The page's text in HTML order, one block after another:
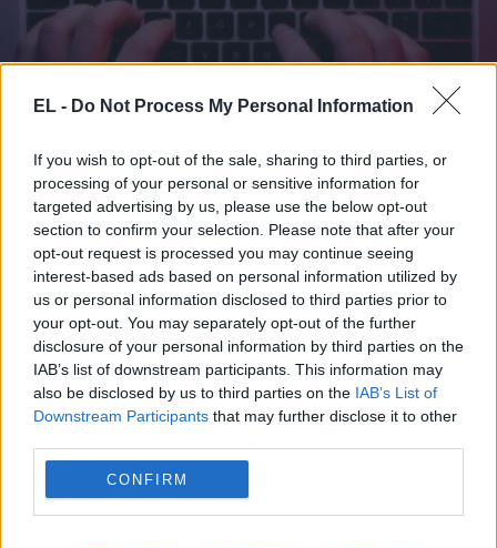
EL - Do Not Process My Personal Information
If you wish to opt-out of the sale, sharing to third parties, or
processing of your personal or sensitive information for
targeted advertising by us, please use the below opt-out
section to confirm your selection. Please note that after your
opt-out request is processed you may continue seeing
interest-based ads based on personal information utilized by
us or personal information disclosed to third parties prior to
your opt-out. You may separately opt-out of the further
disclosure of your personal information by third parties on the
IAB’s list of downstream participants. This information may
also be disclosed by us to third parties on the IAB’s List of
Downstream Participants that may further disclose it to other
CONFIRM
ΕΛΕΥΘΕΡΙΑ ΛΟΓΟΥ
28 Ιανουαρίου - 13:53
Πακιστάν: Σκληρός νόμος κατά της
παραπληροφόρησης στο διαδίκτυο – Οι παραβάτες
θα κινδυνεύουν με τριετή κάθειρξη